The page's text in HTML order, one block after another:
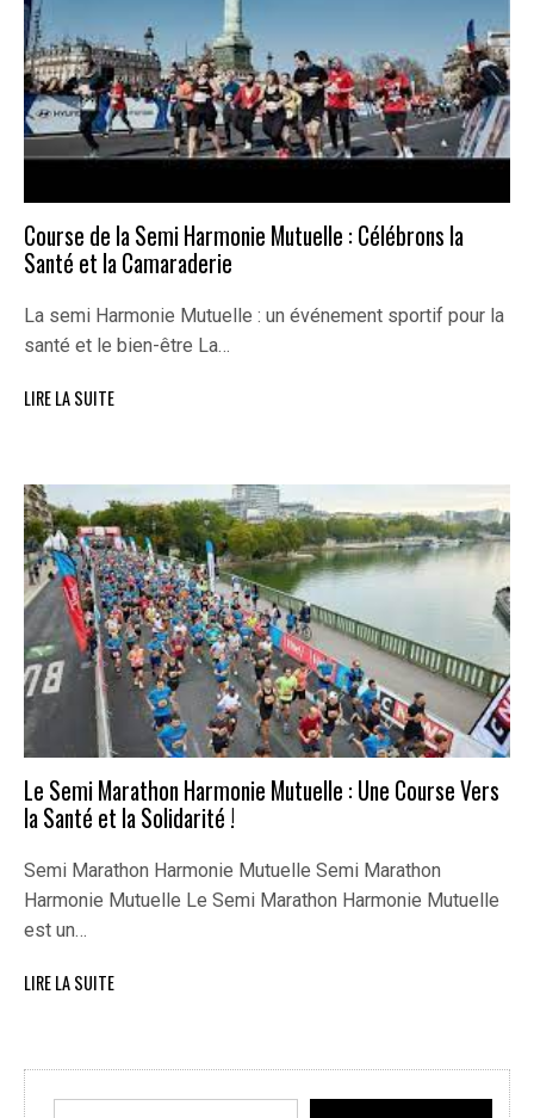
Course de la Semi Harmonie Mutuelle : Célébrons la
Santé et la Camaraderie
La semi Harmonie Mutuelle : un événement sportif pour la
santé et le bien-être La…
LIRE LA SUITE
Le Semi Marathon Harmonie Mutuelle : Une Course Vers
la Santé et la Solidarité !
Semi Marathon Harmonie Mutuelle Semi Marathon
Harmonie Mutuelle Le Semi Marathon Harmonie Mutuelle
est un…
LIRE LA SUITE